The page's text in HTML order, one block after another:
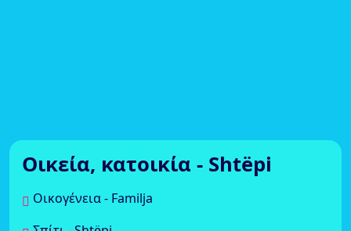
Οικεία, κατοικία - Shtëpi
Οικογένεια - Familja